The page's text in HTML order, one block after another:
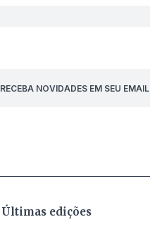
RECEBA NOVIDADES EM SEU EMAIL
Últimas edições